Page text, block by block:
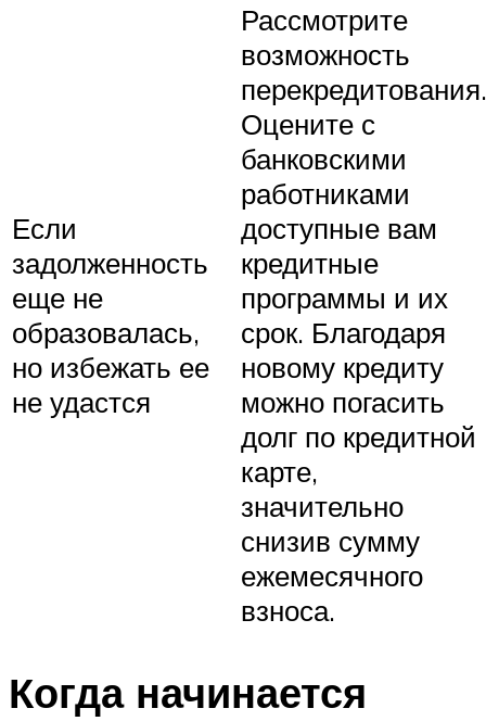
Если
задолженность
еще не
образовалась,
но избежать ее
не удастся
Рассмотрите
возможность
перекредитования.
Оцените с
банковскими
работниками
доступные вам
кредитные
программы и их
срок. Благодаря
новому кредиту
можно погасить
долг по кредитной
карте,
значительно
снизив сумму
ежемесячного
взноса.
Когда начинается